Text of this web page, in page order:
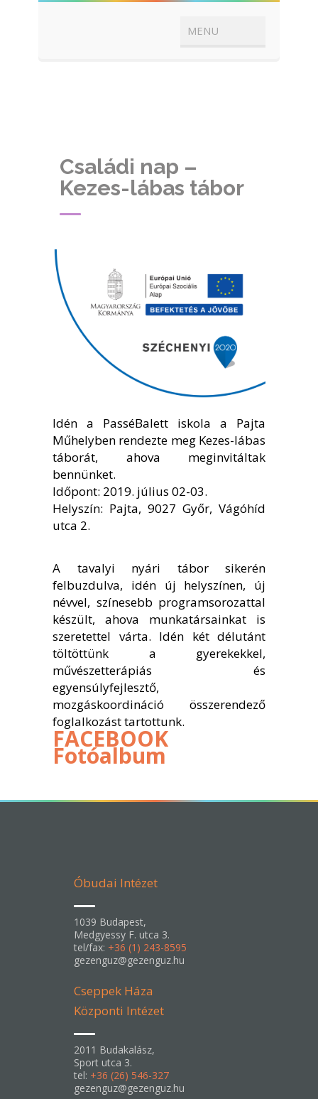
Családi nap –
Kezes-lábas tábor
Idén a PasséBalett iskola a Pajta
Műhelyben rendezte meg Kezes-lábas
táborát, ahova meginvitáltak
bennünket.
Időpont: 2019. július 02-03.
Helyszín: Pajta, 9027 Győr, Vágóhíd
utca 2.
A tavalyi nyári tábor sikerén
felbuzdulva, idén új helyszínen, új
névvel, színesebb programsorozattal
készült, ahova munkatársainkat is
szeretettel várta. Idén két délutánt
töltöttünk a gyerekekkel,
művészetterápiás és
egyensúlyfejlesztő,
mozgáskoordináció összerendező
foglalkozást tartottunk.
FACEBOOK
Fotóalbum
Óbudai Intézet
1039 Budapest,
Medgyessy F. utca 3.
tel/fax: +36 (1) 243-8595
gezenguz@gezenguz.hu
Cseppek Háza
Központi Intézet
2011 Budakalász,
Sport utca 3.
tel: +36 (26) 546-327
gezenguz@gezenguz.hu